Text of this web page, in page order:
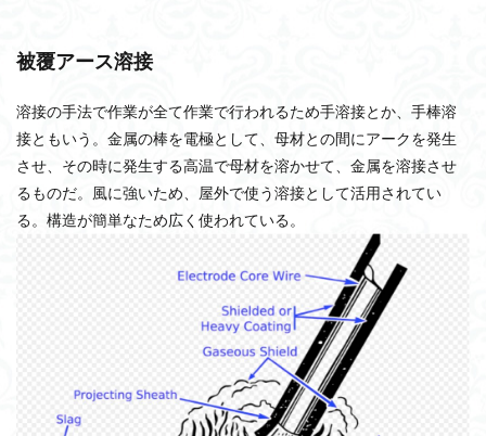
被覆アース溶接
溶接の手法で作業が全て作業で行われるため手溶接とか、手棒溶
接ともいう。金属の棒を電極として、母材との間にアークを発生
させ、その時に発生する高温で母材を溶かせて、金属を溶接させ
るものだ。風に強いため、屋外で使う溶接として活用されてい
る。構造が簡単なため広く使われている。